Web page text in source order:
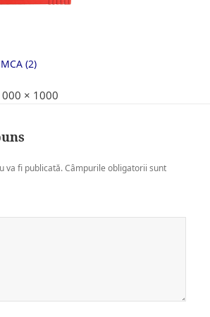
(2)
× 1000
va fi publicată. Câmpurile obligatorii sunt